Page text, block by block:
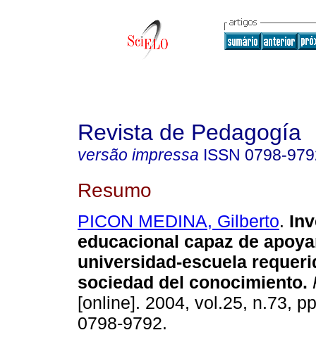
Revista de Pedagogía
versão impressa ISSN 0798-
Resumo
PICON MEDINA, Gilberto.
educacional capaz de
universidad-escuela
sociedad del conocimiento.
[online]. 2004, vol.25, n.73,
0798-9792.